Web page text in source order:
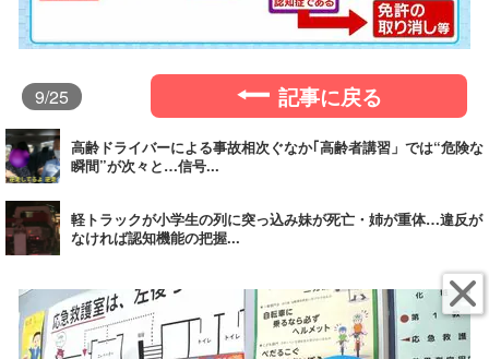
9/25 記事に戻る
高齢ドライバーによる事故相次ぐなか｢高齢者講習」では“危険な
瞬間”が次々と…信号...
軽トラックが小学生の列に突っ込み妹が死亡・姉が重体…違反が
なければ認知機能の把握...